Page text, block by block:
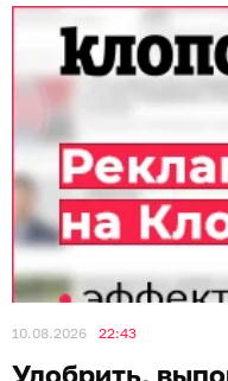
10.08.2026 22:43
Удобрить,